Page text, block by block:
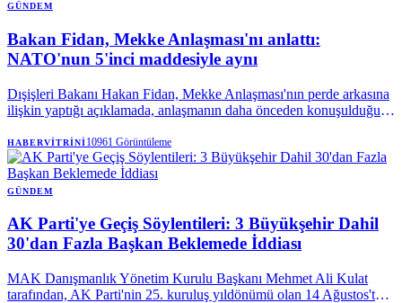
GÜNDEM
Bakan Fidan, Mekke Anlaşması'nı anlattı:
NATO'nun 5'inci maddesiyle aynı
Dışişleri Bakanı Hakan Fidan, Mekke Anlaşması'nın perde arkasına
ilişkin yaptığı açıklamada, anlaşmanın daha önceden konuşulduğunu
sözlerini kullanarak, Mekke Ortak Savunma Anlaşması'nın teknik
olarak, NATO Antlaşması'nın kolektif savunmaya ilişkin 5.
maddesiyle aynı olduğunu söyledi.
HABERVITRINI10961 Görüntüleme
GÜNDEM
AK Parti'ye Geçiş Söylentileri: 3 Büyükşehir Dahil
30'dan Fazla Başkan Beklemede İddiası
MAK Danışmanlık Yönetim Kurulu Başkanı Mehmet Ali Kulat
tarafından, AK Parti'nin 25. kuruluş yıldönümü olan 14 Ağustos'ta,